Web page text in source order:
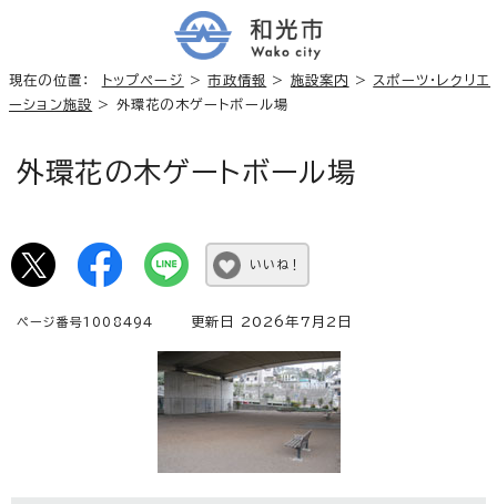
現在の位置： トップページ >市政情報 > 施設案内 > スポーツ・レクリエ
ーション施設 > 外環花の木ゲートボール場
外環花の木ゲートボール場
いいね！
ページ番号1008494 更新日 2026年7月2日